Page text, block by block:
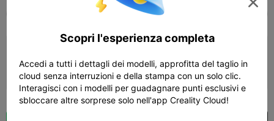
K2 Pro
 02h 40m  1 plates 68.21g

Scopri l'esperienza completa
Accedi a tutti i dettagli dei modelli, approfitta del taglio in
cloud senza interruzioni e della stampa con un solo clic.
Interagisci con i modelli per guadagnare punti esclusivi e
sbloccare altre sorprese solo nell'app Creality Cloud!